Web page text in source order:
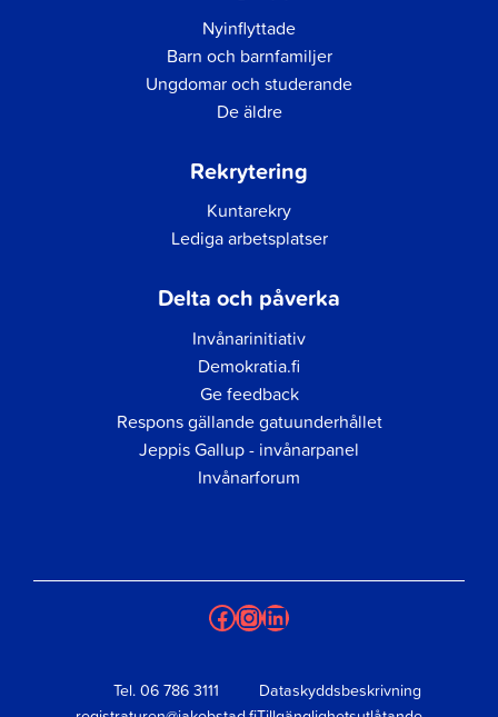
Nyinflyttade
Barn och barnfamiljer
Ungdomar och studerande
De äldre
Rekrytering
Kuntarekry
Lediga arbetsplatser
Delta och påverka
Invånarinitiativ
Demokratia.fi
Ge feedback
Respons gällande gatuunderhållet
Jeppis Gallup - invånarpanel
Invånarforum
Facebook
Instagram
LinkedIn
Tel. 06 786 3111
Dataskyddsbeskrivning